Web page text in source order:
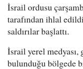
İsrail ordusu
tarafından ihlal
saldırılar başlattı.
İsrail yerel medyası,
bulunduğu bölgede